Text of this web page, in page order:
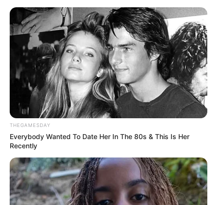
Serem! 9 Chat Ojek Online &
Pelanggan Ini Bikin Auto
Merinding
Bikin Ngakak, 10 Potret
Cosplay Murah Pakai Bahan
Seadanya
THEGAMESDAY
Everybody Wanted To Date Her In The 80s & This Is Her
Recently